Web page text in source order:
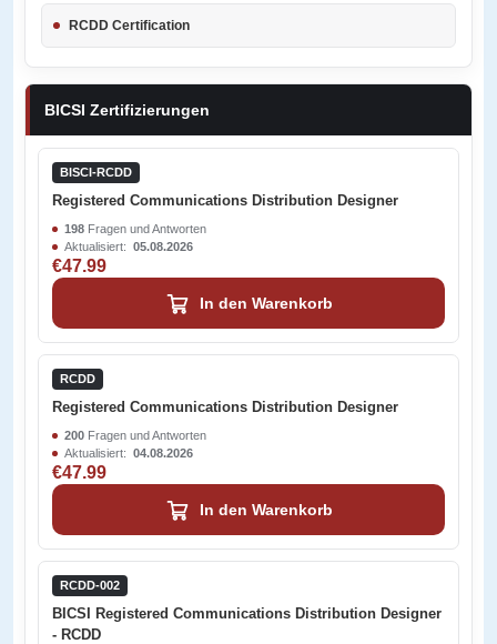
RCDD Certification
BICSI Zertifizierungen
BISCI-RCDD
Registered Communications Distribution Designer
198 Fragen und Antworten
Aktualisiert: 05.08.2026
€47.99
In den Warenkorb
RCDD
Registered Communications Distribution Designer
200 Fragen und Antworten
Aktualisiert: 04.08.2026
€47.99
In den Warenkorb
RCDD-002
BICSI Registered Communications Distribution Designer
- RCDD